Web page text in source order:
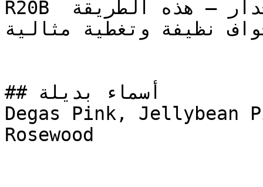
R20B قبل استخدام الرول لباقي الجدار — هذه الطريقة
نظيفة وتغطية مثالية.
## أسماء بديلة
Degas Pink, Jellybean
Rosewood